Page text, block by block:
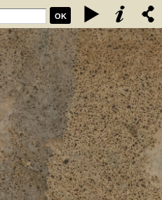
OK
ou description des côtes
dans la Méditerranée
cap Bon pour l'Afrique, et
pour l'Europe. Traduit pour la
de la Côte de Barbarie,
Tofino; Rédigé pour le reste par
chevalier de Saint-Louis... -